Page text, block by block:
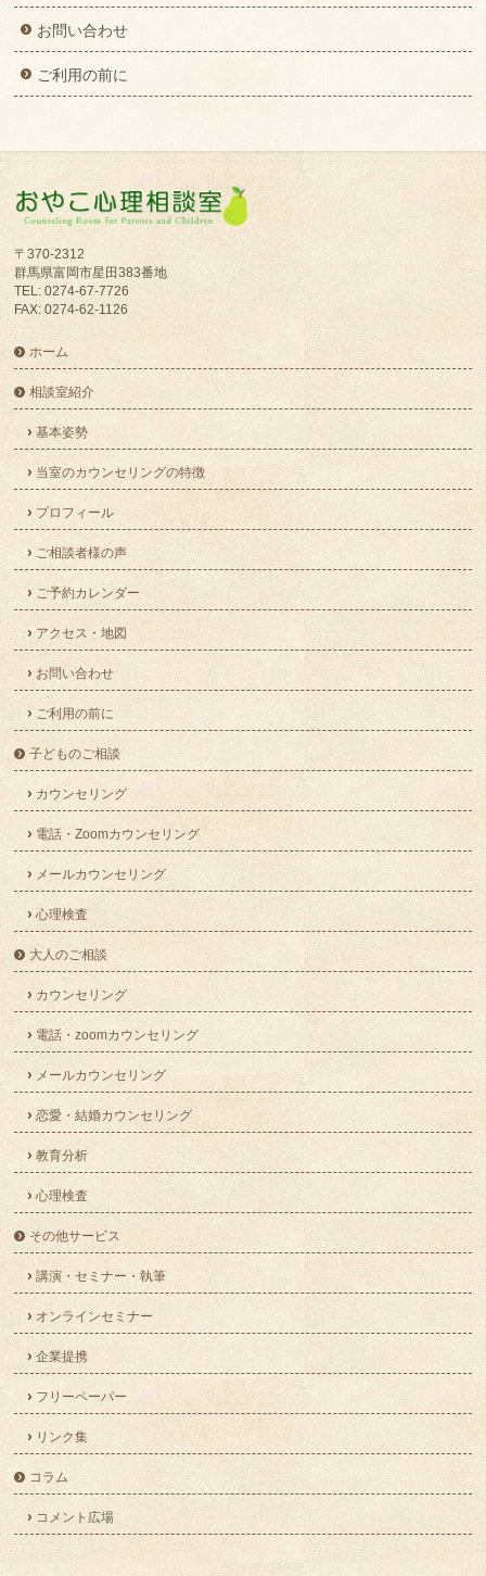
お問い合わせ
ご利用の前に
〒370-2312
群馬県富岡市星田383番地
TEL: 0274-67-7726
FAX: 0274-62-1126
ホーム
相談室紹介
基本姿勢
当室のカウンセリングの特徴
プロフィール
ご相談者様の声
ご予約カレンダー
アクセス・地図
お問い合わせ
ご利用の前に
子どものご相談
カウンセリング
電話・Zoomカウンセリング
メールカウンセリング
心理検査
大人のご相談
カウンセリング
電話・zoomカウンセリング
メールカウンセリング
恋愛・結婚カウンセリング
教育分析
心理検査
その他サービス
講演・セミナー・執筆
オンラインセミナー
企業提携
フリーペーパー
リンク集
コラム
コメント広場